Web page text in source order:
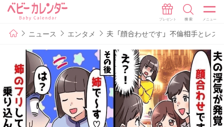
ニュース エンタメ 夫「顔合わせです」不倫相手とレ